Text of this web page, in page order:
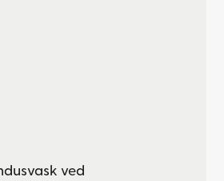
ved